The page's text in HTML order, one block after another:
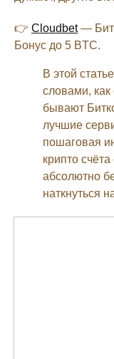
👉 Cloudbet—
Бонус до 5 BTC.
В этой
словами, как
бывают
лучшие
пошаговая
крипто
абсолютно
наткнуться